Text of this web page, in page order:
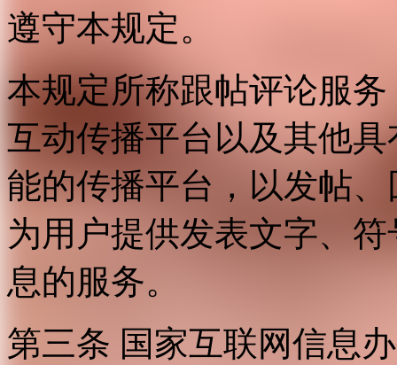
遵守本规定。
本规定所称跟帖评论服
互动传播平台以及其他
能的传播平台，以发帖
为用户提供发表文字、
息的服务。
第三条 国家互联网信息